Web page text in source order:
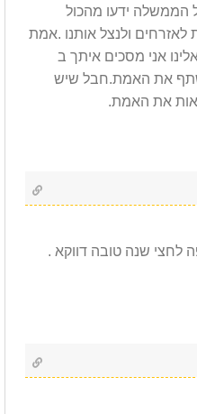
הממשלה ידעו מהכול
ולנצל אותנו .אמת
אני מסכים איתך ב
משתף את האמת.חבל שיש
את האמת.
לחצי שנה טובה דווקא .